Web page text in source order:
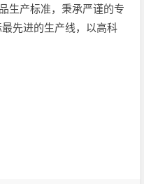
生产标准，秉承严谨的专
先进的生产线，以高科